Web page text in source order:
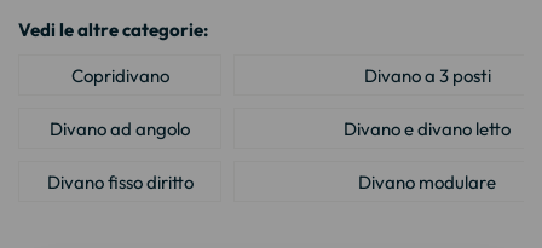
Vedi le altre categorie:
Copridivano
Divano a 3 posti
Divano ad angolo Divano e divano letto
Divano fisso diritto Divano modulare